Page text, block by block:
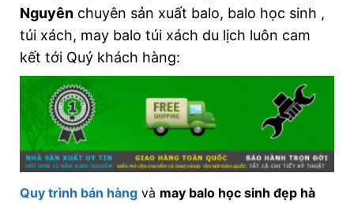
Nguyênchuyên sản xuất balo, balo học sinh ,
túi xách, may balo túi xách du lịch luôn cam
kết tới Quý khách hàng:
Quy trình bán hàngvà may balo học sinh đẹp hà